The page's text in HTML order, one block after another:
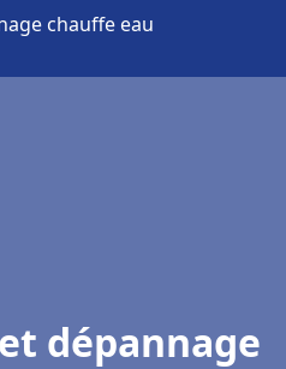
chauffe eau
dépannage